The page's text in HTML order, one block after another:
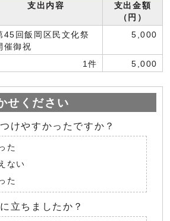
支出内容
支出金額
（円）
45回飯岡区民文化祭
催御祝
5,000
1件 5,000
せください
けやすかったですか？
た
ない
た
立ちましたか？